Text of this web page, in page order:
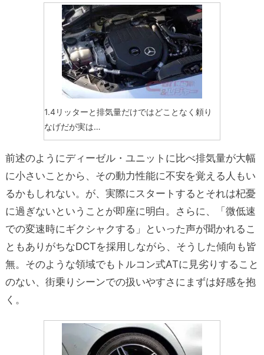
1.4リッターと排気量だけではどことなく頼り
なげだが実は…
前述のようにディーゼル・ユニットに比べ排気量が大幅
に小さいことから、その動力性能に不安を覚える人もい
るかもしれない。が、実際にスタートするとそれは杞憂
に過ぎないということが即座に明白。さらに、「微低速
での変速時にギクシャクする」といった声が聞かれるこ
ともありがちなDCTを採用しながら、そうした傾向も皆
無。そのような領域でもトルコン式ATに見劣りすること
のない、街乗りシーンでの扱いやすさにまずは好感を抱
く。